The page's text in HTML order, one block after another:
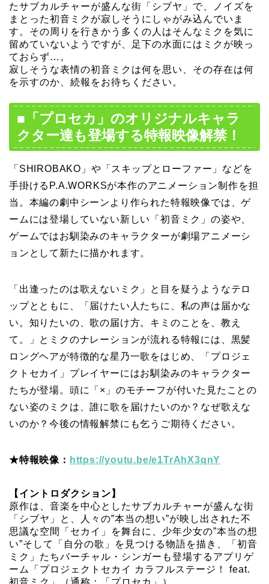
たサブカルチャーが盛んな街「シブヤ」で、ノイズを
まとった初音ミクが寂しそうにしゃがみ込んでいま
す。その周りを行きかう多くの人はそんなミクを気に
留めていないようですが、足下の水面にはミクが映っ
ておらず…。
寂しそうな表情の初音ミクは何を思い、その存在は何
を示すのか、続報をお待ちください。
■「プロセカ」のオリジナルキャラ
クター達も登場する特報映像解禁！
「SHIROBAKO」や「スキップとローファー」などを
手掛けるP.A.WORKSが本作のアニメーション制作を担
当。本編の劇中シーンより作られた特報映像では、ゲ
ームには登場していない新しい「初音ミク」の姿や、
ゲームではお馴染みのキャラクターが劇場アニメーシ
ョンとして新たに描かれます。
「出逢ったのは歌えないミク」と目を疑うようなテロ
ップとともに、「届けたい人たちに、私の声は届かな
い。知りたいの、歌の届け方。キミのことを、教え
て。」とミクのナレーションが流れる特報には、黒髪
ロングヘアが特徴的な星乃一歌をはじめ、「プロジェ
クトセカイ」プレイヤーにはお馴染みのキャラクター
たちが登場。頭に「×」のモチーフが付いた見たことの
ない姿のミクは、誰に歌を届けたいのか？なぜ歌えな
いのか？今後の情報解禁にも乞うご期待ください。
★特報映像： https://youtu.be/e1TrAhX3qnY
【イントロダクション】
原作は、⾳楽を中⼼としたサブカルチャーが盛んな街
「シブヤ」と、⼈々の”本当の想い”が映し出された不
思議な空間「セカイ」を舞台に、少年少女の”本当の想
い”そして「自分の歌」を見つける物語を描き、「初音
ミク」たちバーチャル・シンガーも登場するアプリゲ
ーム「プロジェクトセカイ カラフルステージ！ feat.
初音ミク」（通称：「プロセカ」）。